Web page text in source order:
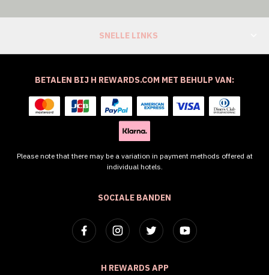
SNELLE LINKS
SOCIALE BANDEN
H REWARDS APP
BETALEN BIJ H REWARDS.COM MET BEHULP VAN:
Please note that there may be a variation in payment methods offered at
individual hotels.